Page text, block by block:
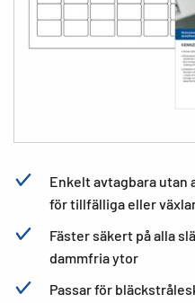
Enkelt avtagbara
för tillfälliga eller
Fäster säkert på alla
dammfria ytor
Passar för